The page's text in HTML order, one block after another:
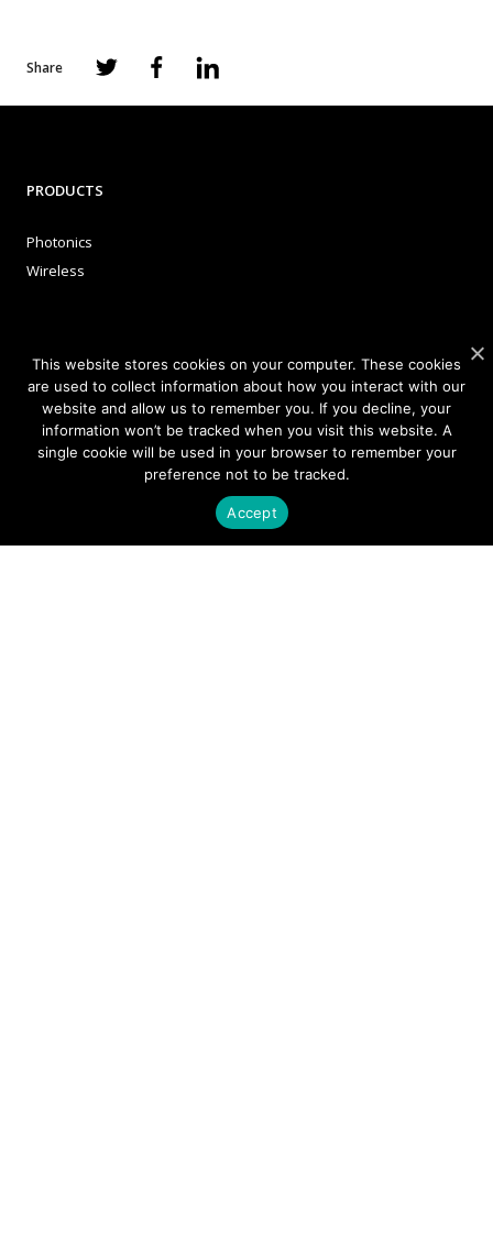
Share
PRODUCTS
Photonics
Wireless
Satellite Communications (SATCOM)
Fixed Wireless Access (FWA)
Defense and Aerospace
Data Communications, AI and Machine Learning
FMCW LiDAR for 3D Imaging
This website stores cookies on your computer. These cookies
are used to collect information about how you interact with our
website and allow us to remember you. If you decline, your
information won’t be tracked when you visit this website. A
single cookie will be used in your browser to remember your
preference not to be tracked.
Accept